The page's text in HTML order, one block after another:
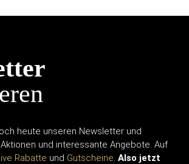
heute unseren Newsletter und
und interessante Angebote. Auf
Rabatte und Gutscheine. Also jetzt